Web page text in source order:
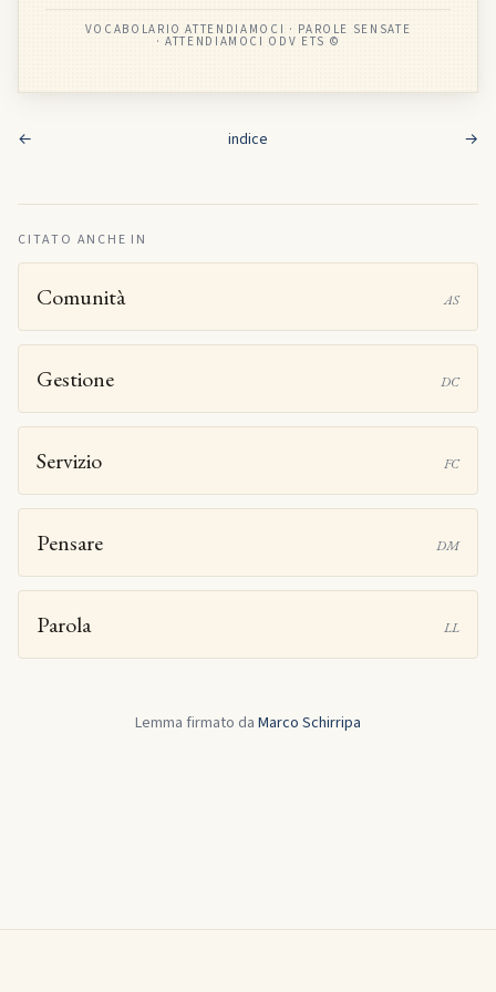
VOCABOLARIO ATTENDIAMOCI · PAROLE SENSATE
· ATTENDIAMOCI ODV ETS ©
← indice →
CITATO ANCHE IN
Comunità AS
Gestione DC
Servizio FC
Pensare DM
Parola LL
Lemma firmato da Marco Schirripa